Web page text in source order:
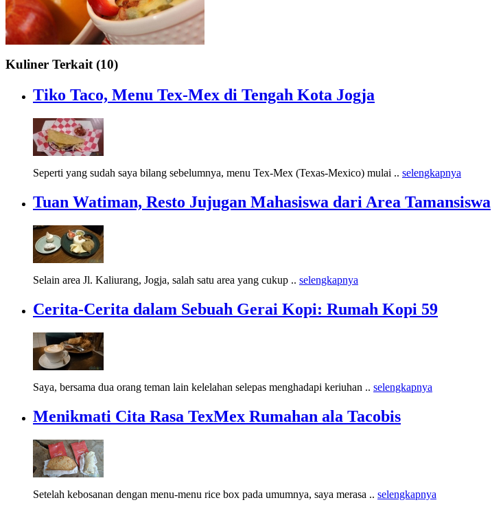
Kuliner Terkait (10)
Tiko Taco, Menu Tex-Mex di Tengah Kota Jogja
Seperti yang sudah saya bilang sebelumnya, menu Tex-Mex (Texas-Mexico) mulai .. selengkapnya
Tuan Watiman, Resto Jujugan Mahasiswa dari Area Tamansiswa
Selain area Jl. Kaliurang, Jogja, salah satu area yang cukup .. selengkapnya
Cerita-Cerita dalam Sebuah Gerai Kopi: Rumah Kopi 59
Saya, bersama dua orang teman lain kelelahan selepas menghadapi keriuhan .. selengkapnya
Menikmati Cita Rasa TexMex Rumahan ala Tacobis
Setelah kebosanan dengan menu-menu rice box pada umumnya, saya merasa .. selengkapnya